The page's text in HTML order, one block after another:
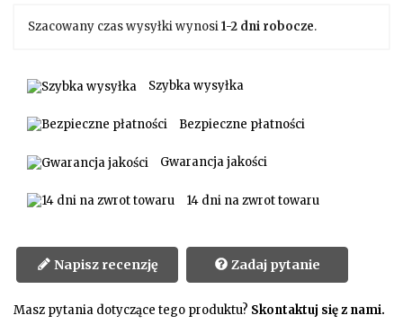
Szacowany czas wysyłki wynosi1-2 dni robocze.
Szybka wysyłka
Bezpieczne płatności
Gwarancja jakości
14 dni na zwrot towaru
Napisz recenzję Zadaj pytanie
Masz pytania dotyczące tego produktu? Skontaktuj się z nami.